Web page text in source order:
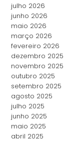
julho 2026
junho 2026
maio 2026
março 2026
fevereiro 2026
dezembro 2025
novembro 2025
outubro 2025
setembro 2025
agosto 2025
julho 2025
junho 2025
maio 2025
abril 2025